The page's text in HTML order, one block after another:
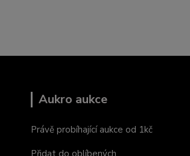
Aukro aukce
Právě probíhající aukce od 1kč